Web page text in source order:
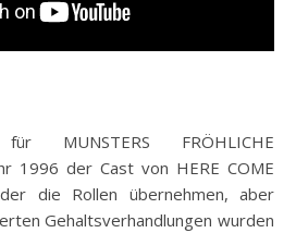
MUNSTERS FRÖHLICHE
1996 der Cast von HERE COME
die Rollen übernehmen, aber
Gehaltsverhandlungen wurden